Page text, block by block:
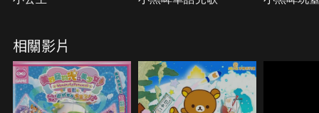
相關影片